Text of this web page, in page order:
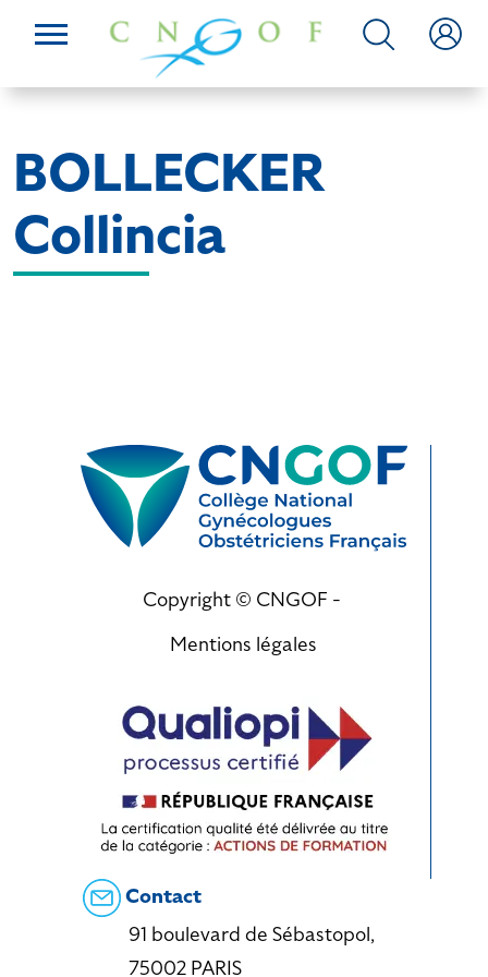
BOLLECKER
Collincia
Copyright © CNGOF -
Mentions légales
Contact
91 boulevard de Sébastopol,
75002 PARIS